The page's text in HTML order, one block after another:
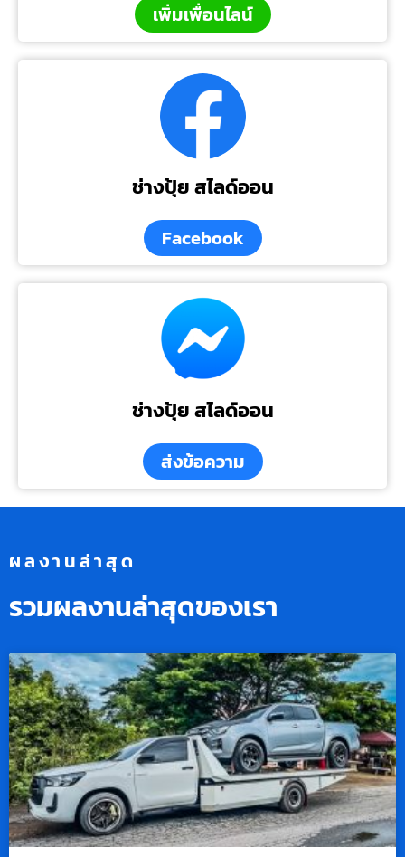
เพิ่มเพื่อนไลน์
ช่างปุ้ย สไลด์ออน
Facebook
ช่างปุ้ย สไลด์ออน
ส่งข้อความ
ผลงานล่าสุด
รวมผลงานล่าสุดของเรา